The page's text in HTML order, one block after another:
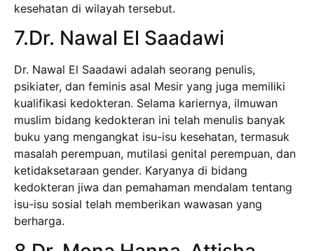
kesehatan di wilayah tersebut.
7.Dr. Nawal El Saadawi
Dr. Nawal El Saadawi adalah seorang penulis,
psikiater, dan feminis asal Mesir yang juga memiliki
kualifikasi kedokteran. Selama kariernya, ilmuwan
muslim bidang kedokteran ini telah menulis banyak
buku yang mengangkat isu-isu kesehatan, termasuk
masalah perempuan, mutilasi genital perempuan, dan
ketidaksetaraan gender. Karyanya di bidang
kedokteran jiwa dan pemahaman mendalam tentang
isu-isu sosial telah memberikan wawasan yang
berharga.